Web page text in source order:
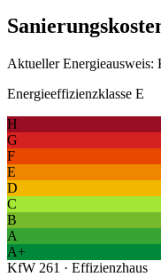
Aktueller Energieausweis:
Energieeffizienzklasse E
H
G
F
E
D
C
B
A
A+
KfW 261 · Effizienzhaus